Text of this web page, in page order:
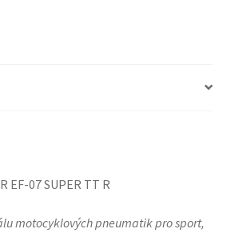
EF-07 SUPER TT R
motocyklových pneumatik pro sport,